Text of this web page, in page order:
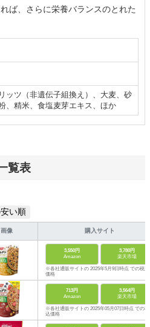
ば、さらに栄養バランスのとれた
ッツ（非遺伝子組換え）、大麦、砂
、精米、食塩麦芽エキス、ほか
覧表
い順
画像 購入サイト
3,550円
Amazon
3,780円
楽天市場
※各社通販サイトの 2025年5月9日時点 での税込
価格
713円
Amazon
3,564円
楽天市場
※各社通販サイトの 2025年05月07日時点 での税
込価格